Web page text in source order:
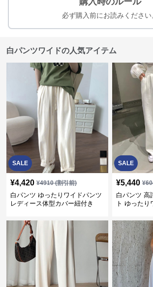
必ず購入前にお読みください
白パンツワイドの人気アイテム
SALE
¥4,420 ¥4910(割引前)
白パンツ ゆったりワイドパンツ
レディース体型カバー紐付き
SALE
¥5,440 ¥
白パンツ 高
ト ゆったり